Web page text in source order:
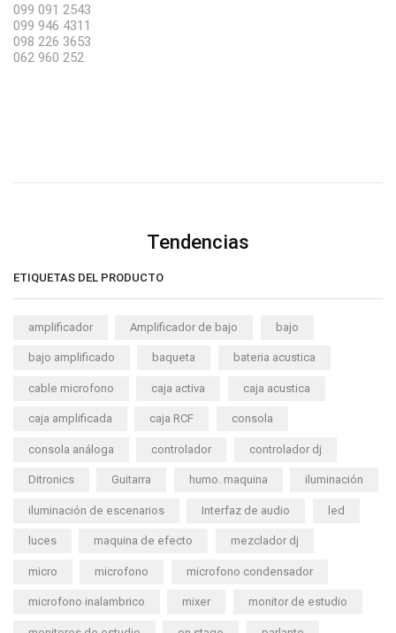
099 091 2543
099 946 4311
098 226 3653
062 960 252
Tendencias
ETIQUETAS DEL PRODUCTO
amplificador Amplificador de bajo bajo
bajo amplificado baqueta bateria acustica
cable microfono caja activa caja acustica
caja amplificada caja RCF consola
consola análoga controlador controlador dj
Ditronics Guitarra humo. maquina iluminación
iluminación de escenarios Interfaz de audio led
luces maquina de efecto mezclador dj
micro microfono microfono condensador
microfono inalambrico mixer monitor de estudio